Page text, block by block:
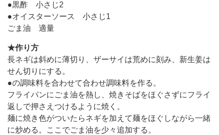
●黒酢 小さじ2
●オイスターソース 小さじ1
ごま油 適量
★作り方
長ネギは斜めに薄切り、ザーサイは荒めに刻み、新生姜は
せん切りにする。
●の調味料を合わせて合わせ調味料を作る。
フライパンにごま油を熱し、焼きそばをほぐさずにフライ
返しで押さえつけるように焼く。
麺に焼き色がついたらネギを加えて麺をほぐしながら一緒
に炒める。ここでごま油を少々追加する。